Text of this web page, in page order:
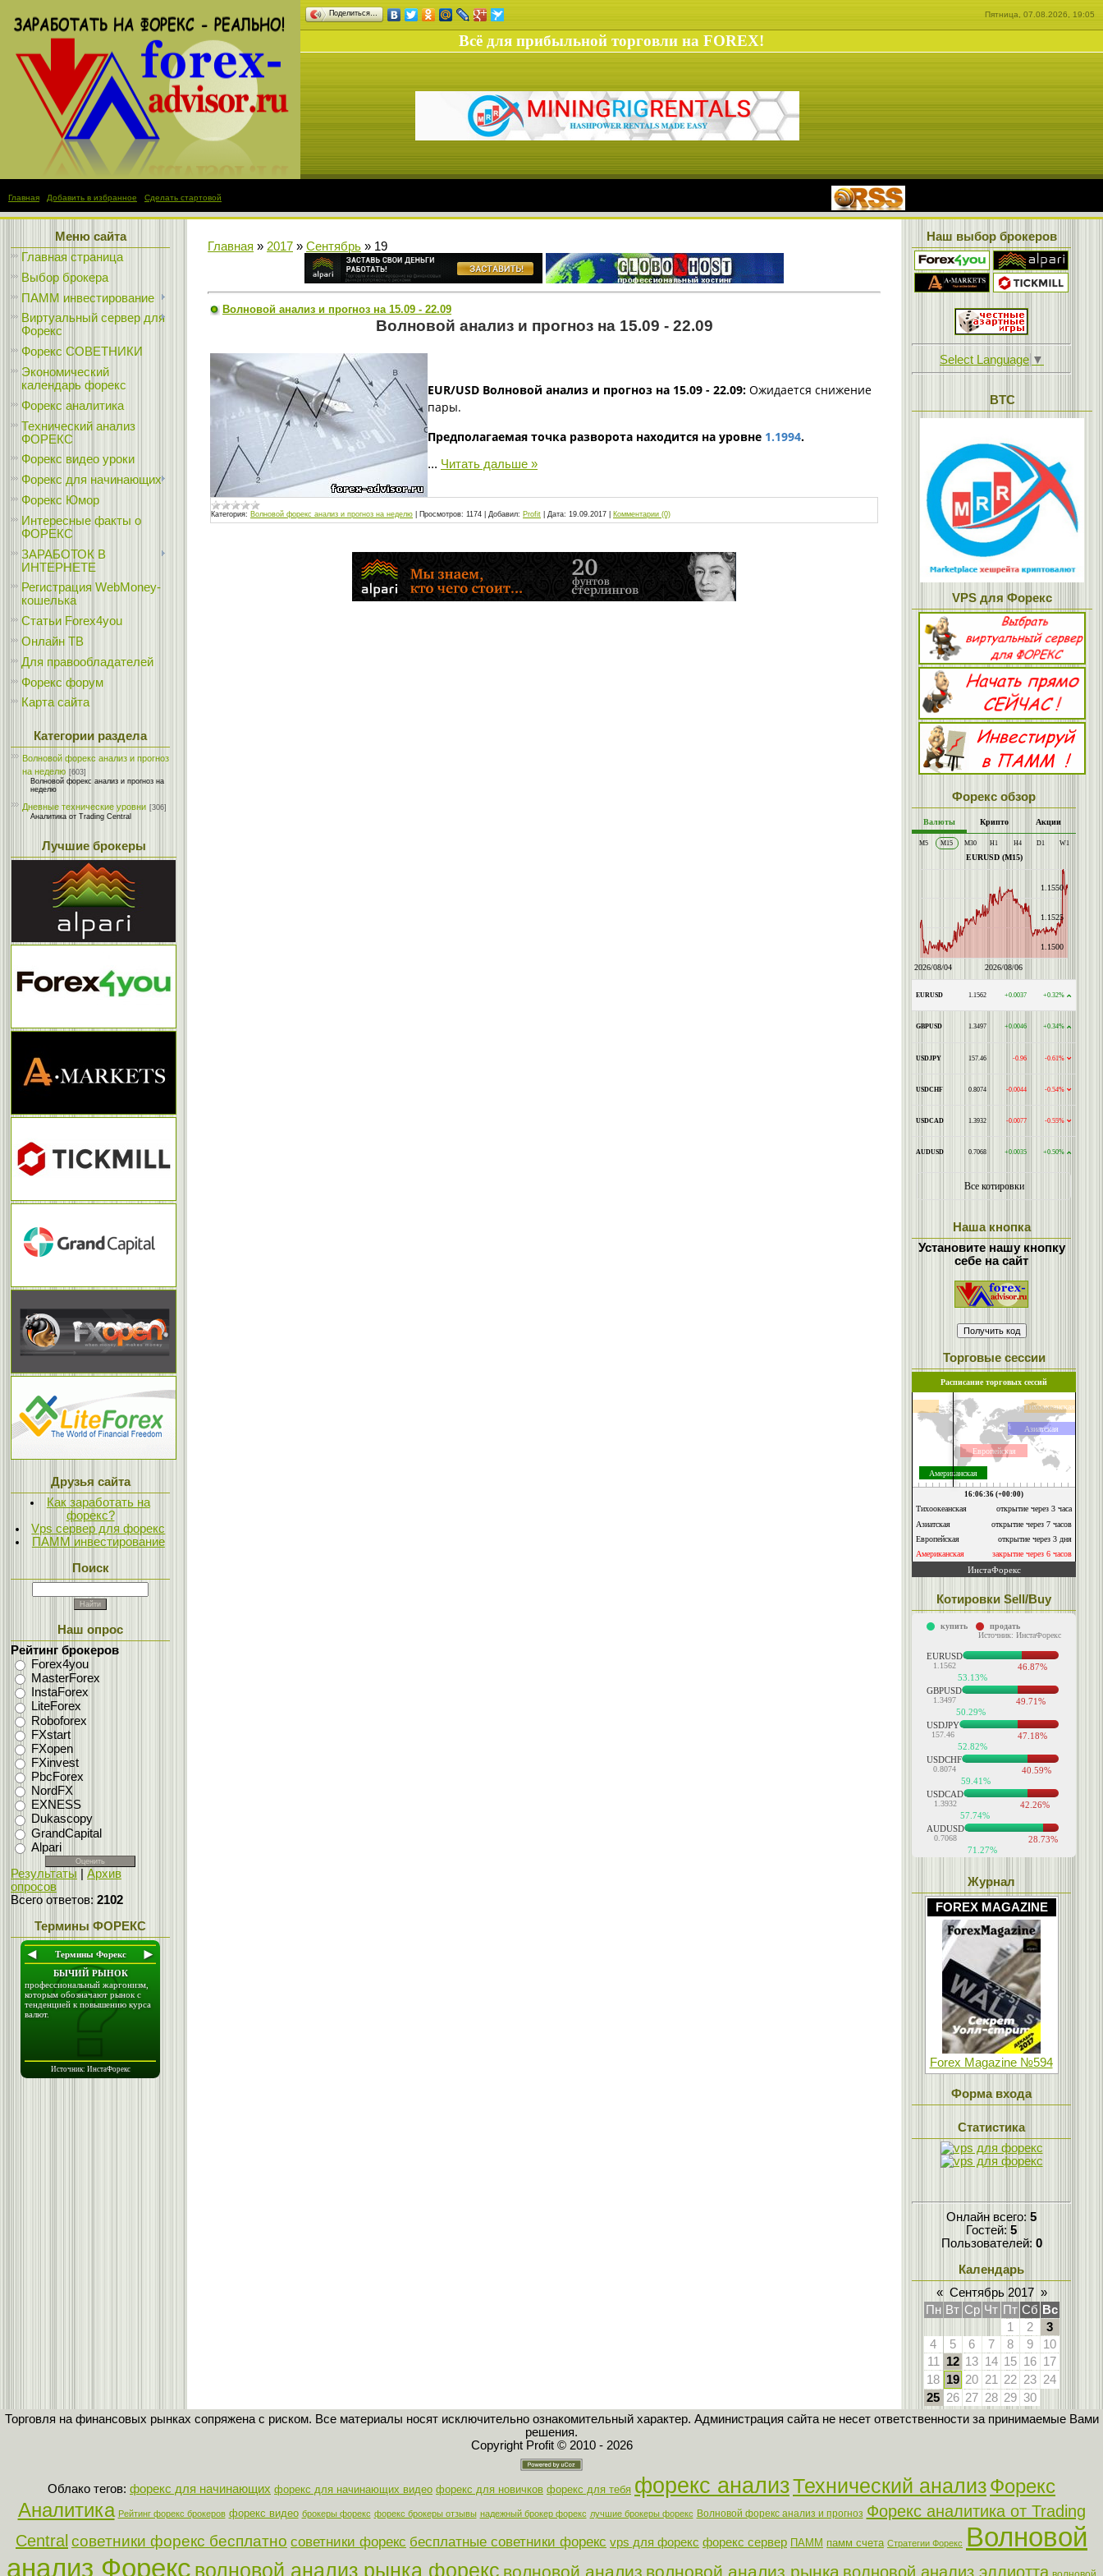
Поделиться… Пятница, 07.08.2026, 19:05
Всё для прибыльной торговли на FOREX!
Главная Добавить в избранное Сделать стартовой
Меню сайта
Главная страница
Выбор брокера
ПАММ инвестирование
Виртуальный сервер для
Форекс
Форекс СОВЕТНИКИ
Экономический
календарь форекс
Форекс аналитика
Технический анализ
ФОРЕКС
Форекс видео уроки
Форекс для начинающих
Форекс Юмор
Интересные факты о
ФОРЕКС
ЗАРАБОТОК В
ИНТЕРНЕТЕ
Регистрация WebMoney-
кошелька
Статьи Forex4you
Онлайн ТВ
Для правообладателей
Форекс форум
Карта сайта
Категории раздела
Волновой форекс анализ и прогноз
на неделю [603]
Волновой форекс анализ и прогноз на
неделю
Дневные технические уровни [306]
Аналитика от Trading Central
Лучшие брокеры
Друзья сайта
Как заработать на
форекс?
Vps сервер для форекс
ПАММ инвестирование
Поиск
Наш опрос
Рейтинг брокеров
Forex4you
MasterForex
InstaForex
LiteForex
Roboforex
FXstart
FXopen
FXinvest
PbcForex
NordFX
EXNESS
Dukascopy
GrandCapital
Alpari
Результаты
Архив
опросов
Всего ответов: 2102
Термины ФОРЕКС
Главная » 2017 » Сентябрь » 19
Волновой анализ и прогноз на 15.09 - 22.09
Волновой анализ и прогноз на 15.09 - 22.09
EUR/USD Волновой анализ и прогноз на 15.09 - 22.09: Ожидается снижение
пары.
Предполагаемая точка разворота находится на уровне 1.1994.
... Читать дальше »
Категория: Волновой форекс анализ и прогноз на неделю Просмотров: 1174 Добавил: Profit Дата: 19.09.2017 Комментарии (0)
Наш выбор брокеров
Select Language ▼
BTC
VPS для Форекс
Форекс обзор
Наша кнопка
Установите нашу кнопку
себе на сайт
Торговые сессии
Котировки Sell/Buy
Журнал
FOREX MAGAZINE
Forex Magazine №594
Форма входа
Статистика
Онлайн всего: 5
Гостей: 5
Пользователей: 0
Календарь
« Сентябрь 2017 »
Пн Вт Ср Чт Пт Сб Вс
1
2
3
4
5 6 7 8 9
10
11
12 13 14 15 16 17
18 19 20 21 22 23 24
25 26 27 28 29 30
Торговля на финансовых рынках сопряжена с риском. Все материалы носят исключительно ознакомительный характер. Администрация сайта не несет ответственности за принимаемые Вами
решения.
Copyright Profit © 2010 - 2026
Облако тегов: форекс для начинающих форекс для начинающих видео форекс для новичков форекс для тебя форекс анализТехнический анализФорекс
Аналитика Рейтинг форекс брокеров форекс видео брокеры форекс форекс брокеры отзывы надежный брокер форекс лучшие брокеры форекс Волновой форекс анализ и прогноз Форекс аналитика от Trading
Central советники форекс бесплатно советники форекс бесплатные советники форекс vps для форекс форекс сервер ПАММ памм счета Стратегии Форекс Волновой
анализ Форекс волновой анализ рынка форекс волновой анализ волновой анализ рынка волновой анализ эллиотта